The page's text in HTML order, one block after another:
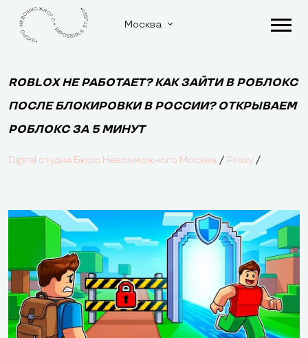
Москва
ROBLOX НЕ РАБОТАЕТ? КАК ЗАЙТИ В РОБЛОКС
ПОСЛЕ БЛОКИРОВКИ В РОССИИ? ОТКРЫВАЕМ
РОБЛОКС ЗА 5 МИНУТ
Digital студия Бюро Невозможного Москва / Proxy /